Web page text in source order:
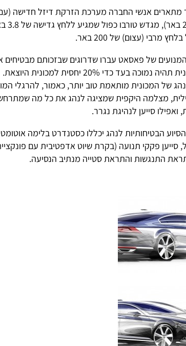
מתארים אנשי החברה מערכת הזרקת דיזל חדישה
של
מרבי (עצום) של 200 באר.
של פאסאט עברו שדרוגים שבזכותם מבטיחים
נמוכה בעד כדי 20% יחסית למכונית היוצאת.
של המכונית מותאמת טוב יותר, כאמור, להרגלי
מצלמה היקפית שמציגה לנהג את כל מה שמתרחש
ואפילו סייען לנהיגת נגרר.
הבטיחותיות לנהג יכללו כסטנדרט בלימה
סייען פקקי תנועה (בקרת שיוט אדפטיבית עם
התנגשות והתראת סטייה מנתיב הנסיעה.